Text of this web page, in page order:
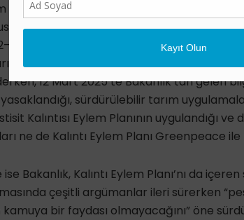
ettiriyor. Greenpeace, 10 Aralık 2024’te
2022-2025 yılları arasında
yılları arasında gerçekleştirildiği
paylaşılmasını talep etti. Yasal süre
12 Mart 2025’te Bakanlık’tan gelen
sürdürülebilir tarım
Kalıntısı Eylem Planının uygulandığı
ne de Kalıntı Eylem Planı Greenpeace ile
Bakanlık, Kalıntı Eylem Planı’nı da
çeşitli argümanlar ileri sürerken
kamuya bir faydası olmayacağını” öne